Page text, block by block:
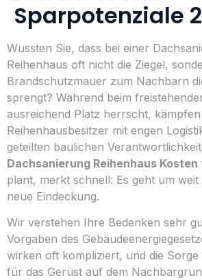
Sparpotenziale
Wussten Sie, dass bei einer
Reihenhaus oft nicht die Ziegel,
Brandschutzmauer zum Nachbarn
sprengt? Während beim
ausreichend Platz herrscht, kämpfen
Reihenhausbesitzer mit engen
geteilten baulichen
Dachsanierung Reihenhaus Kosten
plant, merkt schnell: Es geht um
neue Eindeckung.
Wir verstehen Ihre Bedenken sehr
Vorgaben des
wirken oft kompliziert, und die
für das Gerüst auf dem